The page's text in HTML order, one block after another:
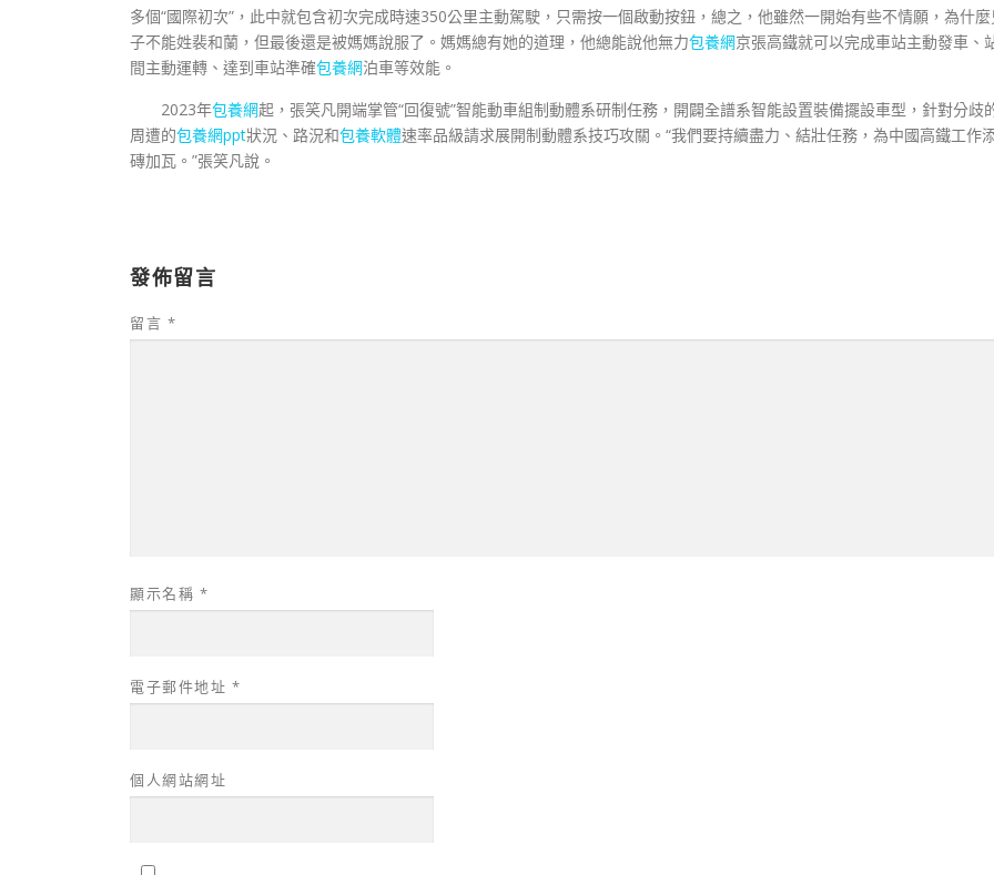
多個“國際初次”，此中就包含初次完成時速350公里主動駕駛，只需按一個啟動按鈕，總之，他雖然一開始有些不情願，為什
子不能姓裴和蘭，但最後還是被媽媽說服了。媽媽總有她的道理，他總能說他無力包養網京張高鐵就可以完成車站主動發車、
間主動運轉、達到車站準確包養網泊車等效能。
2023年包養網起，張笑凡開端掌管“回復號”智能動車組制動體系研制任務，開闢全譜系智能設置裝備擺設車型，針對分歧
周遭的包養網ppt狀況、路況和包養軟體速率品級請求展開制動體系技巧攻關。“我們要持續盡力、結壯任務，為中國高鐵工作
磚加瓦。”張笑凡說。
發佈留言
留言 *
顯示名稱 *
電子郵件地址 *
個人網站網址